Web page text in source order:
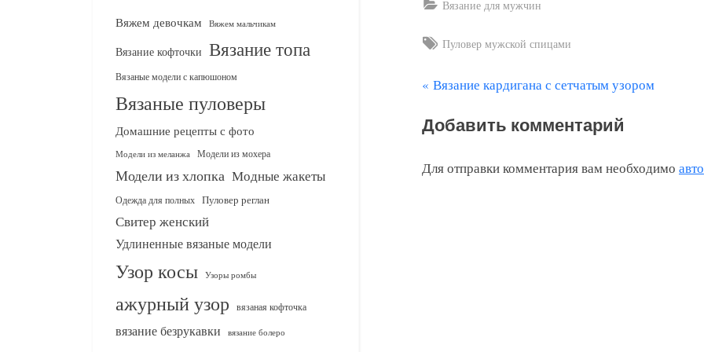
Вязание для мужчин
Tags:
Пуловер мужской спицами
Навигация
по
записям
П
е
ы
Вязание кардигана с сетчатым узором
Добавить комментарий
Для отправки комментария вам необходимо
Вяжем девочкам Вяжем мальчикам
Вязание кофточки Вязание топа
Вязаные модели с капюшоном
Вязаные пуловеры
Домашние рецепты с фото
Модели из меланжа Модели из мохера
Модели из хлопка Модные жакеты
Одежда для полных Пуловер реглан
Свитер женский
Удлиненные вязаные модели
Узор косы Узоры ромбы
ажурный узор вязаная кофточка
вязание безрукавки вязание болеро